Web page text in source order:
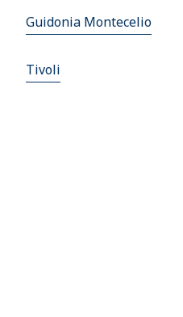
Guidonia Montecelio
Tivoli